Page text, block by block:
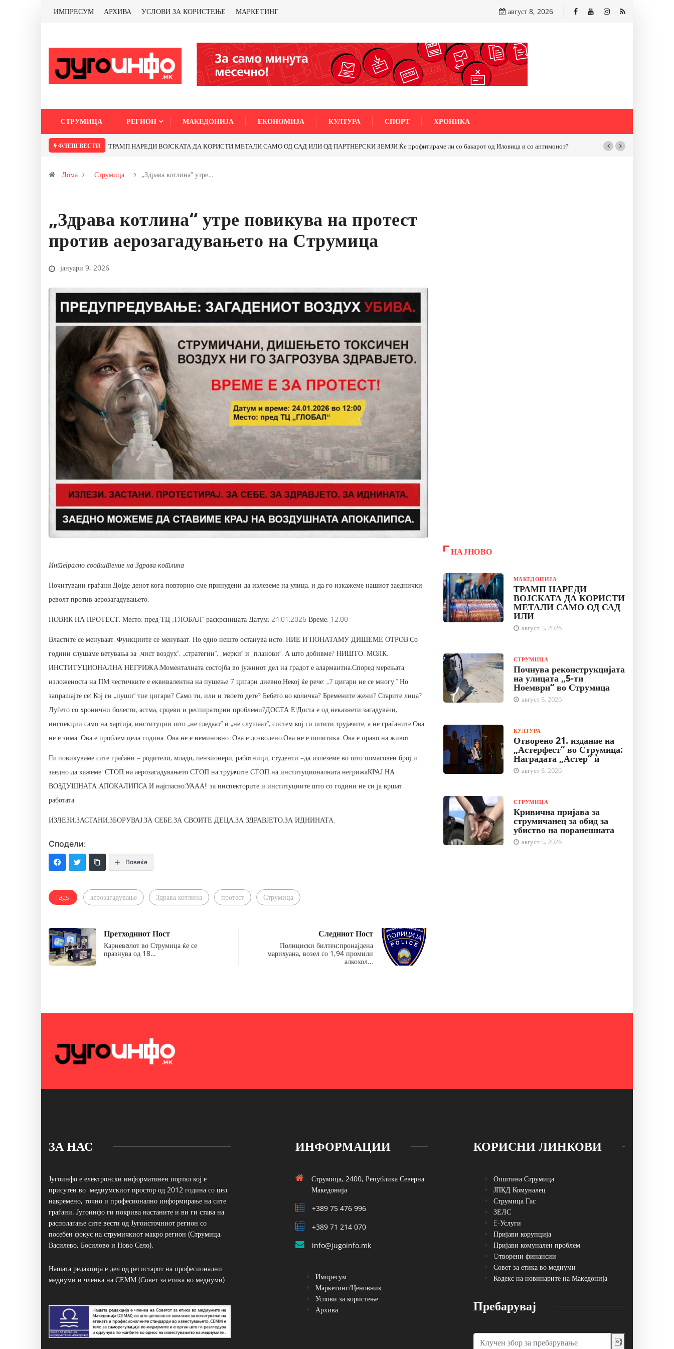
ИМПРЕСУМ АРХИВА УСЛОВИ ЗА КОРИСТЕЊЕ МАРКЕТИНГ август 8, 2026
СТРУМИЦА РЕГИОН МАКЕДОНИЈА ЕКОНОМИЈА КУЛТУРА СПОРТ ХРОНИКА
ФЛЕШ ВЕСТИ
МЕТАЛИ САМО ОД САД ИЛИ ОД ПАРТНЕРСКИ ЗЕМЈИ Ќе профитираме ли со бакарот од Иловица и со антимонот?Почнува реконструкцијата на улицата „5-ти Ноември“ во Струмица
Дома Струмица „Здрава котлина“ утре…
„Здрава котлина“ утре повикува на протест
против аерозагадувањето на Струмица
јануари 9, 2026
Интегрално соопштение на Здрава котлина
Почитувани граѓани,Дојде денот кога повторно сме принудени да излеземе на улица, и да го изкажеме нашиот заеднички
револт против аерозагадувањето.
ПОВИК НА ПРОТЕСТ. Место: пред ТЦ „ГЛОБАЛ“ раскрсницата Датум: 24.01.2026 Време: 12:00
Властите се менуваат. Функциите се менуваат. Но едно нешто останува исто: НИЕ И ПОНАТАМУ ДИШЕМЕ ОТРОВ.Со
години слушаме ветувања за „чист воздух“, „стратегии“, „мерки“ и „планови“. А што добивме? НИШТО. МОЛК.
ИНСТИТУЦИОНАЛНА НЕГРИЖА.Моменталната состојба во јужниот дел на градот е алармантна.Според мерењата,
изложеноста на ПМ честичките е еквивалентна на пушење 7 цигари дневно.Некој ќе рече: „7 цигари не се многу.“ Но
запрашајте се: Кој ги „пуши“ тие цигари? Само ти, или и твоето дете? Бебето во количка? Бремените жени? Старите лица?
Луѓето со хронични болести, астма, срцеви и респираторни проблеми?ДОСТА Е!Доста е од неказнети загадувачи,
инспекции само на хартија, институции што „не гледаат“ и „не слушаат“, систем кој ги штити трујачите, а не граѓаните.Ова
не е зима. Ова е проблем цела година. Ова не е неминовно. Ова е дозволено.Ова не е политика. Ова е право на живот.
Ги повикуваме сите граѓани – родители, млади, пензионери, работници, студенти –да излеземе во што помасовен број и
заедно да кажеме: СТОП на аерозагадувањето СТОП на трујачите СТОП на институционалната негрижаКРАЈ НА
ВОЗДУШНАТА АПОКАЛИПСА.И најгласно:УААА!! за инспекторите и институциите што со години не си ја вршат
работата.
ИЗЛЕЗИ.ЗАСТАНИ.ЗБОРУВАЈ.ЗА СЕБЕ.ЗА СВОИТЕ ДЕЦА.ЗА ЗДРАВЈЕТО.ЗА ИДНИНАТА.
Сподели:
Повеќе
Tags: аерозагадување Здрава котлина протест Струмица
Претходниот Пост
Карневaлот во Струмица ќе се
празнува од 18…
Следниот Пост
Полициски билтен:пронајдена
марихуана, возел со 1,94 промили
алкохол…
НАЈНОВО
МАКЕДОНИЈА
ТРАМП НАРЕДИ
ВОЈСКАТА ДА КОРИСТИ
МЕТАЛИ САМО ОД САД
ИЛИ
август 5, 2026
СТРУМИЦА
Почнува реконструкцијата
на улицата „5-ти
Ноември“ во Струмица
август 5, 2026
КУЛТУРА
Отворено 21. издание на
„Астерфест“ во Струмица:
Наградата „Астер“ ѝ
август 5, 2026
СТРУМИЦА
Кривична пријава за
струмичанец за обид за
убиство на поранешната
август 5, 2026
ЗА НАС
Југоинфо е електронски информативен портал кој е
присутен во медиумскиот простор од 2012 година со цел
навремено, точно и професионално информирање на сите
граѓани. Југоинфо ги покрива настаните и ви ги става на
располагање сите вести од Југоисточниот регион со
посебен фокус на струмичкиот макро регион (Струмица,
Василево, Босилово и Ново Село).
Нашата редакција е дел од регистарот на професионални
медиуми и членка на СЕММ (Совет за етика во медиуми)
ИНФОРМАЦИИ
Струмица, 2400, Република Северна
Македонија
+389 75 476 996
+389 71 214 070
info@jugoinfo.mk
Импресум
Маркетинг/Ценовник
Услови за користење
Архива
КОРИСНИ ЛИНКОВИ
Општина Струмица
ЈПКД Комуналец
Струмица Гас
ЗЕЛС
E-Услуги
Пријави корупција
Пријави комунален проблем
Oтворени финансии
Совет за етика во медиуми
Кодекс на новинарите на Македонија
Пребарувај